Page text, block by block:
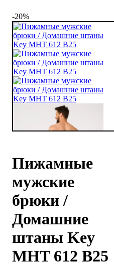
-20%
Пижамные
мужские
брюки /
Домашние
штаны Key
MHT 612 B25